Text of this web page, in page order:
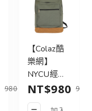
980
【Colaz酷
樂網】
NYCU經典
後背包31L
皮標款_灰
NT$980 980